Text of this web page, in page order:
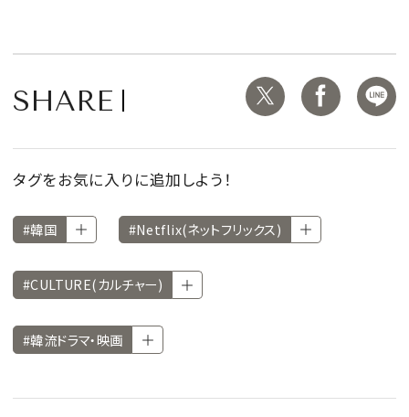
SHARE
タグをお気に入りに追加しよう！
#韓国 #Netflix(ネットフリックス)
#CULTURE(カルチャー)
#韓流ドラマ・映画